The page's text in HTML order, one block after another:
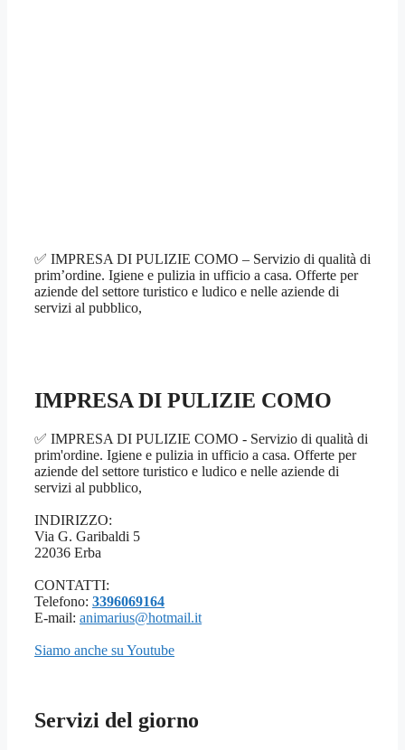
✅ IMPRESA DI PULIZIE COMO – Servizio di qualità di
prim’ordine. Igiene e pulizia in ufficio a casa. Offerte per
aziende del settore turistico e ludico e nelle aziende di
servizi al pubblico,
IMPRESA DI PULIZIE COMO
✅ IMPRESA DI PULIZIE COMO - Servizio di qualità di
prim'ordine. Igiene e pulizia in ufficio a casa. Offerte per
aziende del settore turistico e ludico e nelle aziende di
servizi al pubblico,
INDIRIZZO:
Via G. Garibaldi 5
22036 Erba
CONTATTI:
Telefono: 3396069164
E-mail: animarius@hotmail.it
Siamo anche su Youtube
Servizi del giorno